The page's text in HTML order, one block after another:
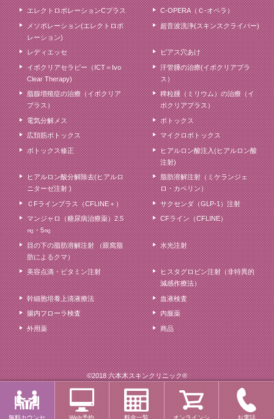
エレクトロポレーションCプラス C-OPERA（Ｃ-オペラ）
メソポレーション(エレクトロポ
レーション)
超音波洗浄(スキンスクライバー)
レディエッセ ピアス穴あけ
イボクリアセラピー（ICT＝Ivo
Clear Therapy)
汗管腫の治療(イボクリアプラ
ス）
脂腺増殖症の治療（イボクリア
プラス）
稗粒腫（ミリウム）の治療（イ
ボクリアプラス）
電気分解メス ボトックス
広頚筋ボトックス マイクロボトックス
ボトックス修正
ヒアルロン酸注入(ヒアルロン酸
注射)
ヒアルロン酸分解除去(ヒアルロ
ニターゼ注射 )
脂肪溶解注射（ミケランジェ
ロ・カベリン）
ＣFラインプラス（CFLINE＋） サクセンダ（GLP-1）注射
マンジャロ（糖尿病治療薬）2.5
㎎・5㎎
CFライン（CFLINE）
目の下の脂肪溶解注射 （眼窩脂
肪によるクマ）
水光注射
美容点滴・ビタミン注射
ヒスタグロビン注射（非特異的
減感作療法）
幹細胞培養上清液療法 血液検査
腸内フローラ検査 内服薬
外用薬 商品
©2018 六本木スキンクリニック®
無料カウンセ Web予約 料金一覧 オンラインシ お電話